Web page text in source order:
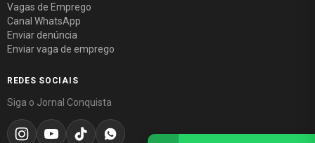
Vagas de Emprego
Canal WhatsApp
Enviar denúncia
Enviar vaga de emprego
REDES SOCIAIS
Siga o Jornal Conquista